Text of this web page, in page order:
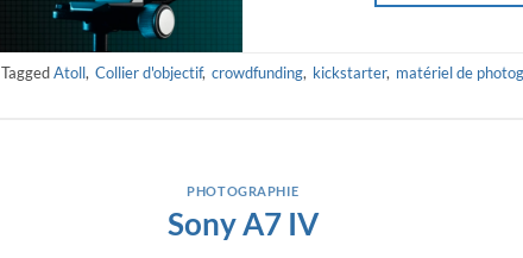
TaggedAtoll, Collier d'objectif, crowdfunding, kickstarter, matériel de
PHOTOGRAPHIE
Sony A7 IV